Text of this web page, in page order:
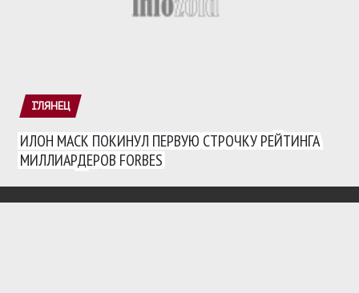
ГЛЯНЕЦ
ИЛОН МАСК ПОКИНУЛ ПЕРВУЮ СТРОЧКУ РЕЙТИНГА
МИЛЛИАРДЕРОВ FORBES